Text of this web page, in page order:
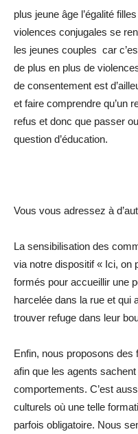
plus jeune âge l’égalité
violences conjugales se
les jeunes couples car
de plus en plus de
de consentement est
et faire comprendre qu’un
refus et donc que passer
question d’éducation.
Vous vous adressez à
La sensibilisation des
via notre dispositif « Ici, on
formés pour accueillir une
harcelée dans la rue et qui
trouver refuge dans leur
Enfin, nous proposons
afin que les agents
comportements. C’est
culturels où une telle
parfois obligatoire. Nous